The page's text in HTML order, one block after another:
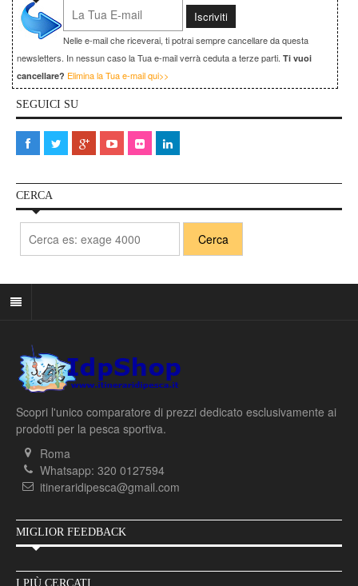
Nelle e-mail che riceverai, ti potrai sempre cancellare da questa
newsletters. In nessun caso la Tua e-mail verrà ceduta a terze parti. Ti vuoi
cancellare? Elimina la Tua e-mail qui>>
SEGUICI SU
CERCA
Scopri l'unico comparatore di prezzi dedicato esclusivamente ai
prodotti per la pesca sportiva.
Roma
Whatsapp: 320 0127594
itineraridipesca@gmail.com
MIGLIOR FEEDBACK
I PIÙ CERCATI